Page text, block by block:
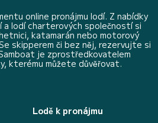
online pronájmu lodí. Z nabídky
a lodí charterových společností si
katamarán nebo motorový
skipperem či bez něj, rezervujte si
je zprostředkovatelem
kterému můžete důvěřovat.
Lodě k pronájmu